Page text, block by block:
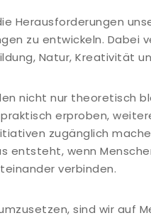
Herausforderungen
zu entwickeln. Dabei
Natur, Kreativität
nicht nur theoretisch
erproben,
zugänglich
entsteht, wenn
verbinden.
sind wir auf